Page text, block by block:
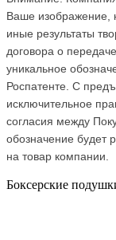
Ваше изображение,
иные результаты
договора о
уникальное
Роспатенте. С
исключительное
согласия между
обозначение будет
на товар компании.
Боксерские